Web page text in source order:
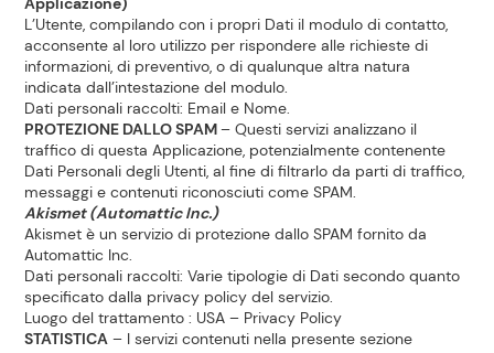
Punti vendita
Il gruppo
Ricette
Storie
Lavora con noi
Shop
L’Utente, compilando con i propri Dati il modulo di contatto,
acconsente al loro utilizzo per rispondere alle richieste di
informazioni, di preventivo, o di qualunque altra natura
indicata dall’intestazione del modulo.
Dati personali raccolti: Email e Nome.
PROTEZIONE DALLO SPAM– Questi servizi analizzano il
traffico di questa Applicazione, potenzialmente contenente
Dati Personali degli Utenti, al fine di filtrarlo da parti di traffico,
messaggi e contenuti riconosciuti come SPAM.
Akismet (Automattic Inc.)
Akismet è un servizio di protezione dallo SPAM fornito da
Automattic Inc.
Dati personali raccolti: Varie tipologie di Dati secondo quanto
specificato dalla privacy policy del servizio.
Luogo del trattamento : USA – Privacy Policy
STATISTICA – I servizi contenuti nella presente sezione